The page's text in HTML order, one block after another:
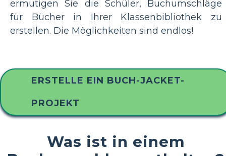
ermutigen Sie die Schüler, Buchumschläge
für Bücher in Ihrer Klassenbibliothek zu
erstellen. Die Möglichkeiten sind endlos!
ERSTELLE EIN BUCH-JACKET-
PROJEKT
Was ist in einem